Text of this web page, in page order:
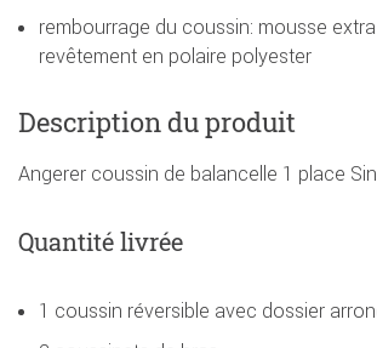
rembourrage du coussin: mousse
revêtement en polaire polyester
Description du produit
Angerer coussin de balancelle 1 place
Quantité livrée
1 coussin réversible avec dossier